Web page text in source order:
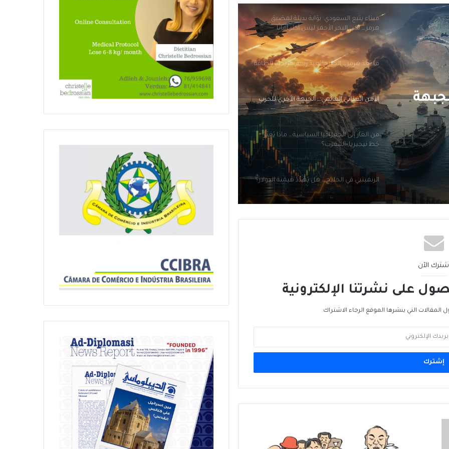
ما بَعدَ هرمز… الخليج يُعيدُ رَسمَ خريطةِ الطاقة
الأمن الغذائي العالمي… الجبهة الأخرى للحرب
من الغاز إلى الجغرافيا السياسية… ماذا يُغيّرُ
خط نيجيريا–المغرب؟
الرنمينبي في الخليج… هل يُهَدِّدُ هَيمَنَةَ الدولار؟
ميناء ينبع السعودي: بوّابة بديلة لمضيق
هرمز… لكن البحر الأحمر ليس أكثر أمانًا
من الغاز إلى الجغرافيا السياسية… ماذا يُغيّرُ
خط نيجيريا–المغرب؟
هرمز… لكن البحر الأحمر ليس أكثر أمانًا
الآن
على نشرتنا الإلكترونية
المقالات التي ينشرها الموقع الرجاء الاشتراك